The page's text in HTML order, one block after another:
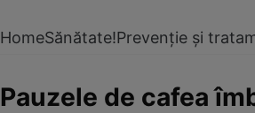
HomeSănătate!Prevenție și
Pauzele de cafea